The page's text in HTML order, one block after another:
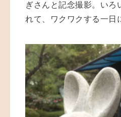
ぎさんと記念撮影。いろ
れて、ワクワクする一日